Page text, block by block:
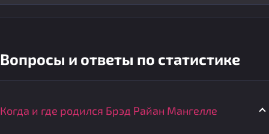
Вопросы и ответы по статистике
Когда и где родился Брэд Райан Мангелле